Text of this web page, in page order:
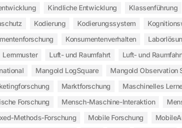
Kindliche Entwicklung Klassenführung
Kodierung Kodierungssystem
Konsumentenverhalten
Lernmuster Luft- und Raumfahrt Luft- und
Mangold LogSquare Mangold Observation
Marktforschung Maschinelles
Forschung Mensch-Maschine-Interaktion
Methods-Forschung Mobile Forschung